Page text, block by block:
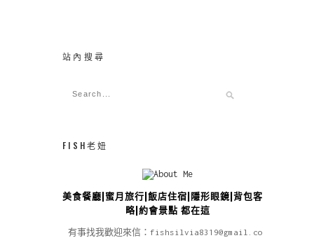
站內搜尋
FISH老妞
美食餐廳|蜜月旅行|飯店住宿|隱形眼鏡|背包客攻
略|約會景點 都在這
有事找我歡迎來信：fishsilvia8319@gmail.com